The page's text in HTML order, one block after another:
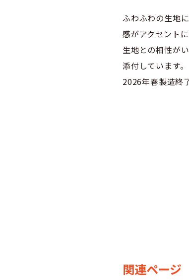
ふわふわの生地
感がアクセント
生地との相性が
添付しています。
2026年春製造終
関連ページ